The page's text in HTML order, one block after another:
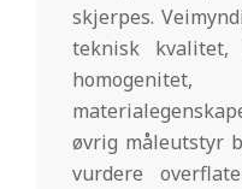
skjerpes.
teknisk
øvrig måleutstyr
vurdere